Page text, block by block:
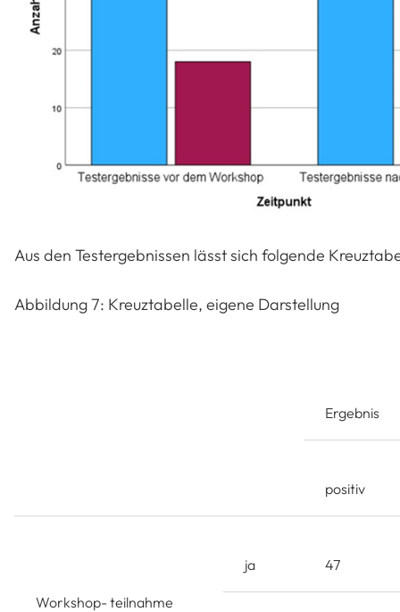
Aus den Testergebnissen lässt sich folgende
Abbildung 7: Kreuztabelle, eigene Darstellung
Ergebnis
positiv
Workshop- teilnahme
ja 47